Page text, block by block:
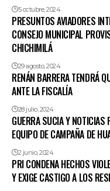
5 octubre, 2024
PRESUNTOS AVIADORES
CONSEJO MUNICIPAL
CHICHIMILÁ
29 agosto, 2024
RENÁN BARRERA TENDRÁ
ANTE LA FISCALÍA
28 julio, 2024
GUERRA SUCIA Y NOTICIAS
EQUIPO DE CAMPAÑA DE
2 junio, 2024
PRI CONDENA HECHOS
Y EXIGE CASTIGO A LOS